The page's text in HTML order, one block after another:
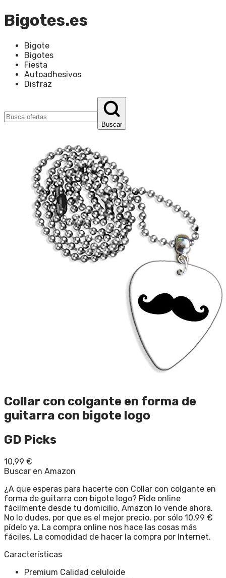
Bigotes.es
Bigote
Bigotes
Fiesta
Autoadhesivos
Disfraz
Buscar
Collar con colgante en forma de
guitarra con bigote logo
GD Picks
10,99 €
Buscar en Amazon
¿A que esperas para hacerte con Collar con colgante en
forma de guitarra con bigote logo? Pide online
fácilmente desde tu domicilio, Amazon lo vende ahora.
No lo dudes, por que es el mejor precio, por sólo 10,99 €
pídelo ya. La compra online nos hace las cosas más
fáciles. La comodidad de hacer la compra por Internet.
Características
Premium Calidad celuloide